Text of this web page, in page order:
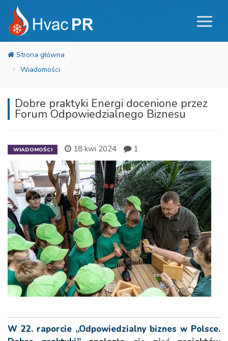
Wiadomości
Dobre praktyki Energi docenione przez
Forum Odpowiedzialnego Biznesu
WIADOMOŚCI 18 kwi 2024 1
W 22. raporcie „Odpowiedzialny biznes w Polsce.